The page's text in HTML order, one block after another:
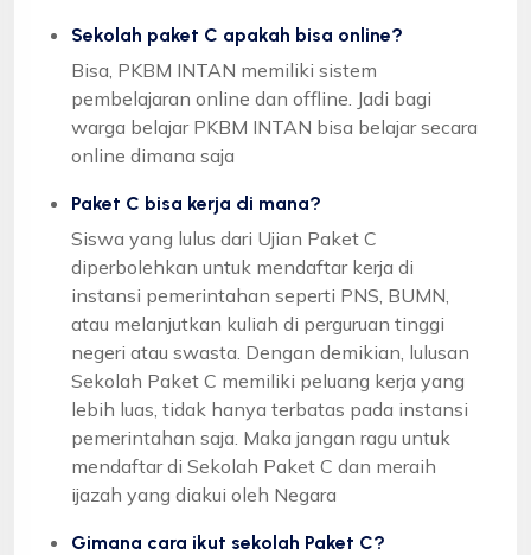
Sekolah paket C apakah bisa online?
Bisa, PKBM INTAN memiliki sistem
pembelajaran online dan offline. Jadi bagi
warga belajar PKBM INTAN bisa belajar secara
online dimana saja
Paket C bisa kerja di mana?
Siswa yang lulus dari Ujian Paket C
diperbolehkan untuk mendaftar kerja di
instansi pemerintahan seperti PNS, BUMN,
atau melanjutkan kuliah di perguruan tinggi
negeri atau swasta. Dengan demikian, lulusan
Sekolah Paket C memiliki peluang kerja yang
lebih luas, tidak hanya terbatas pada instansi
pemerintahan saja. Maka jangan ragu untuk
mendaftar di Sekolah Paket C dan meraih
ijazah yang diakui oleh Negara
Gimana cara ikut sekolah Paket C?